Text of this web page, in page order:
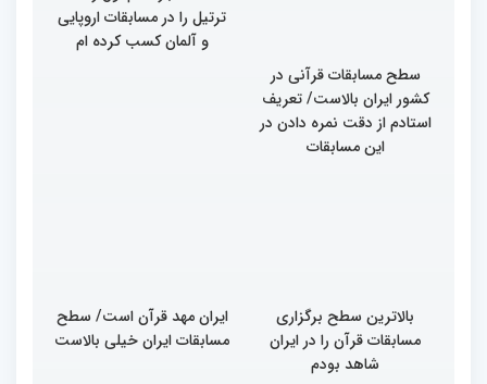
سطح مسابقات قرآنی در